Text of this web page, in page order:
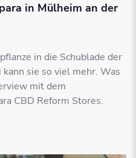
in Mülheim an der
in die Schublade der
sie so viel mehr. Was
mit dem
CBD Reform Stores.